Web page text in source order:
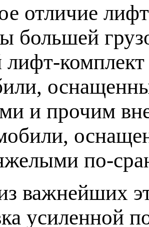
отличие
большей
комплект
и прочим
по-
важнейших
усиленной